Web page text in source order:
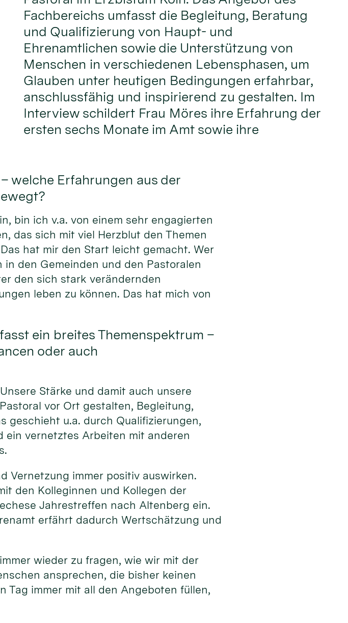
Fachbereichs umfasst die Begleitung, Beratung
und Qualifizierung von Haupt- und
Ehrenamtlichen sowie die Unterstützung von
Menschen in verschiedenen Lebensphasen, um
Glauben unter heutigen Bedingungen erfahrbar,
anschlussfähig und inspirierend zu gestalten. Im
Interview schildert Frau Möres ihre Erfahrung der
ersten sechs Monate im Amt sowie ihre
welche Erfahrungen aus der
bin ich v.a. von einem sehr engagierten
das sich mit viel Herzblut den Themen
hat mir den Start leicht gemacht. Wer
den Gemeinden und den Pastoralen
den sich stark verändernden
leben zu können. Das hat mich von
ein breites Themenspektrum –
oder auch
Stärke und damit auch unsere
vor Ort gestalten, Begleitung,
geschieht u.a. durch Qualifizierungen,
ein vernetztes Arbeiten mit anderen
Vernetzung immer positiv auswirken.
den Kolleginnen und Kollegen der
Jahrestreffen nach Altenberg ein.
erfährt dadurch Wertschätzung und
wieder zu fragen, wie wir mit der
ansprechen, die bisher keinen
Tag immer mit all den Angeboten füllen,